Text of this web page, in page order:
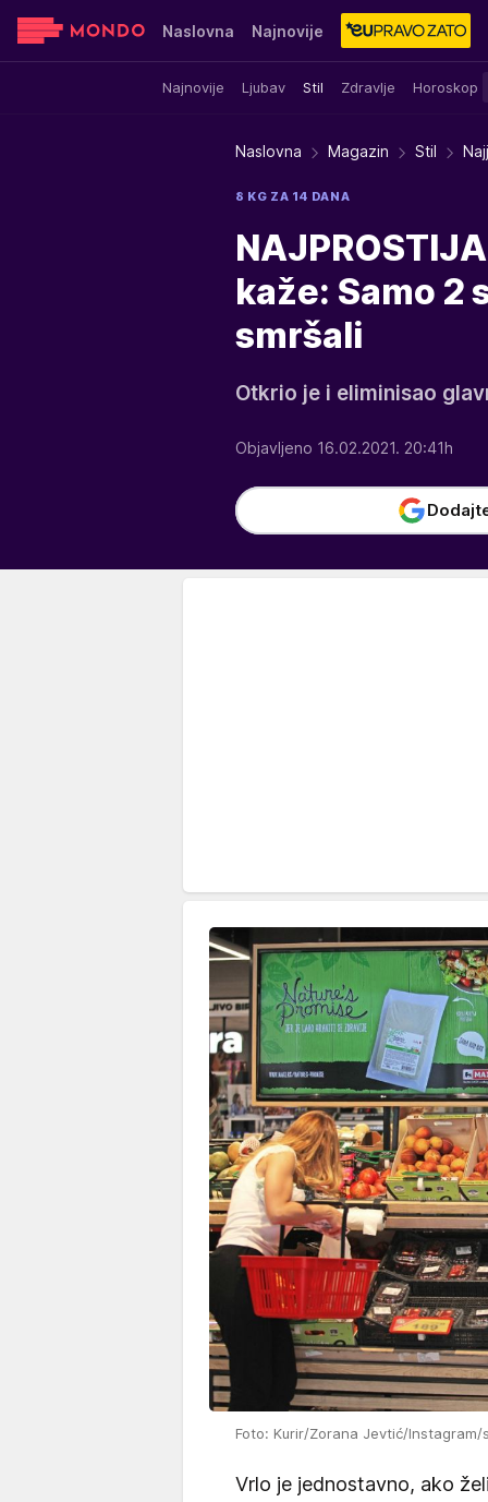
Naslovna Najnovije
Najnovije Ljubav Stil Zdravlje Horoskop
Sensa Stvar ukusa Yumama
Naslovna Magazin Stil
8 KG ZA 14 DANA
kaže: Samo 2
smršali
Otkrio je i eliminisao
Objavljeno 16.02.2021. 20:41h
Foto: Kurir/Zorana Jevtić/
Vrlo je jednostavno, ako